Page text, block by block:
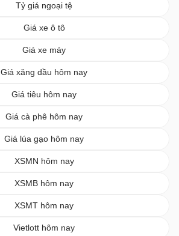
Tỷ giá ngoại tệ
Giá xe ô tô
Giá xe máy
Giá xăng dầu hôm nay
Giá tiêu hôm nay
Giá cà phê hôm nay
Giá lúa gạo hôm nay
XSMN hôm nay
XSMB hôm nay
XSMT hôm nay
Vietlott hôm nay